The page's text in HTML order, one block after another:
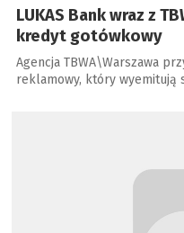
LUKAS Bank wraz z
kredyt gotówkowy
Agencja TBWA\Warszawa
reklamowy, który